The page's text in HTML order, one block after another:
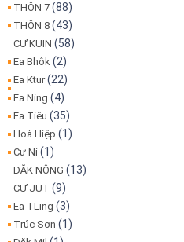
THÔN 7 (88)
THÔN 8 (43)
CƯ KUIN (58)
Ea Bhôk (2)
Ea Ktur(22)
Ea Ning (4)
Ea Tiêu (35)
Hoà Hiệp (1)
Cư Ni (1)
ĐĂK NÔNG (13)
CƯ JUT (9)
Ea TLing (3)
Trúc Sơn (1)